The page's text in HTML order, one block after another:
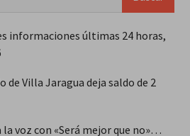
informaciones últimas 24 horas,
de Villa Jaragua deja saldo de 2
voz con «Será mejor que no»…